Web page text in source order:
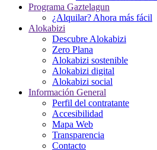
Programa Gaztelagun
¿Alquilar? Ahora más fácil
Alokabizi
Descubre Alokabizi
Zero Plana
Alokabizi sostenible
Alokabizi digital
Alokabizi social
Información General
Perfil del contratante
Accesibilidad
Mapa Web
Transparencia
Contacto